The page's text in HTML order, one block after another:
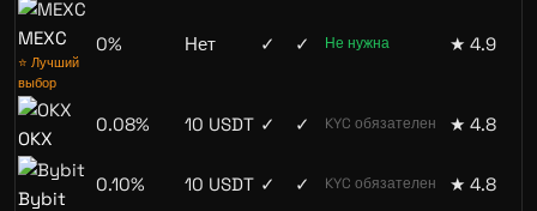
MEXC
⭐ Лучший
выбор
0% Нет ✓ ✓ Не нужна ★ 4.9
OKX
0.08% 10 USDT ✓ ✓ KYC обязателен ★ 4.8
Bybit
0.10% 10 USDT ✓ ✓ KYC обязателен ★ 4.8